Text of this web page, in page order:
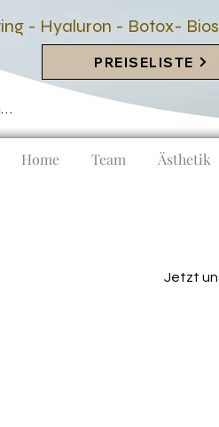
- Hyaluron - Botox-
PREISELISTE
Home Team Ästhetik
Jetzt